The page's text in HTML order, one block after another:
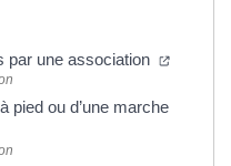
par une association
pied ou d’une marche